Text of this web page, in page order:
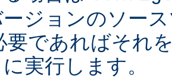
ージョンのソー
要であればそれ
実行します。